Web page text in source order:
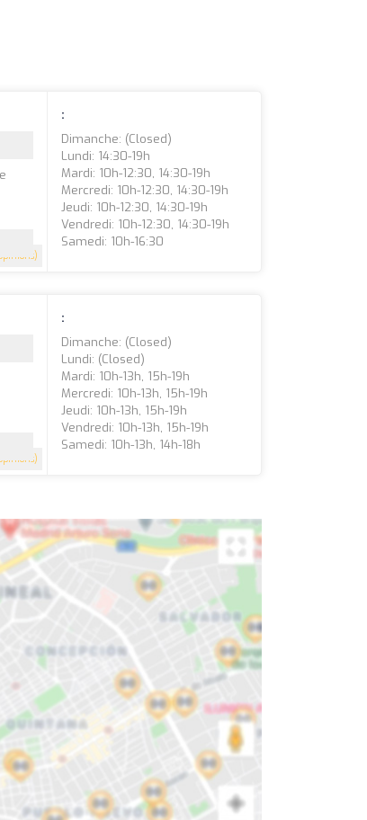
:
Dimanche: (closed)
Lundi: 14:30-19h
Mardi: 10h-12:30, 14:30-19h
Mercredi: 10h-12:30, 14:30-19h
Jeudi: 10h-12:30, 14:30-19h
Vendredi: 10h-12:30, 14:30-19h
Samedi: 10h-16:30
:
Dimanche: (closed)
Lundi: (closed)
Mardi: 10h-13h, 15h-19h
Mercredi: 10h-13h, 15h-19h
Jeudi: 10h-13h, 15h-19h
Vendredi: 10h-13h, 15h-19h
Samedi: 10h-13h, 14h-18h